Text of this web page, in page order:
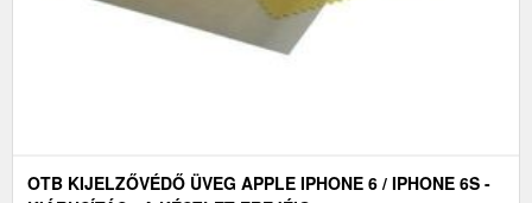
OTB KIJELZŐVÉDŐ ÜVEG APPLE IPHONE 6 / IPHONE 6S -